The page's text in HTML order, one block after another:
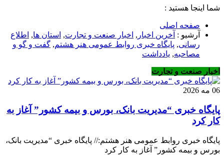
شما اینجا هستید :
صفحه اصلی
آرشیو : آخرین اخبار , اخبار صنعت و تجارت, استان ها, اطلاع
رسانی, پایگاه خبری روابط عمومی هنر هشتم, گفت و گو و
مصاحبه, یادداشت
اخبار صنعت و تجارت
06 مه 2026
پایگاه خبری “مدیریت بانک، بورس و بیمه کشور” آغاز به
کار کرد
پایگاه خبری روابط عمومی هنر هشتم:// پایگاه خبری “مدیریت بانک،
بورس و بیمه کشور” آغاز به کار کرد